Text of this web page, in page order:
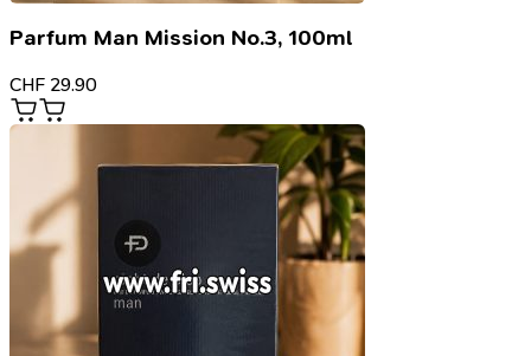
Parfum Man Mission No.3, 100ml
CHF 29.90